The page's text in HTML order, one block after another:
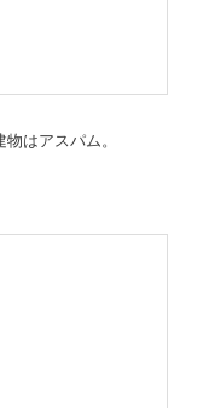
はアスパム。